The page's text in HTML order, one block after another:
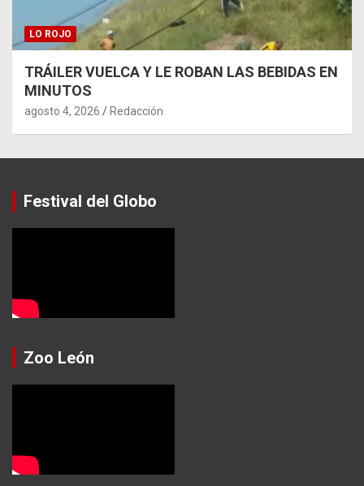
LO ROJO
TRÁILER VUELCA Y LE ROBAN LAS BEBIDAS EN
MINUTOS
agosto 4, 2026 Redacción
Festival del Globo
Zoo León